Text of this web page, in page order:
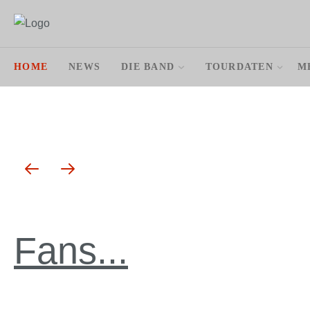
HOME NEWS DIE BAND TOURDATEN
Fans...